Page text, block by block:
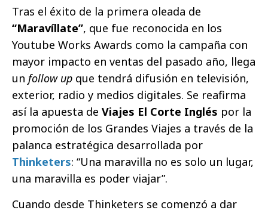
Tras el éxito de la primera oleada de
“Maravíllate”, que fue reconocida en los
Youtube Works Awards como la campaña con
mayor impacto en ventas del pasado año, llega
un follow up que tendrá difusión en televisión,
exterior, radio y medios digitales. Se reafirma
así la apuesta de Viajes El Corte Inglés por la
promoción de los Grandes Viajes a través de la
palanca estratégica desarrollada por
Thinketers: “Una maravilla no es solo un lugar,
una maravilla es poder viajar”.
Cuando desde Thinketers se comenzó a dar